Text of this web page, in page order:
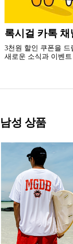
더 가까운 쇼핑
빠른쇼핑! 간편결제!
지금 설치하고 추가
남성 상품